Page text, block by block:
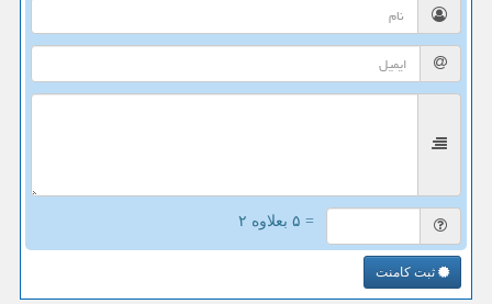
= ۵ بعلاوه ۲
ثبت کامنت